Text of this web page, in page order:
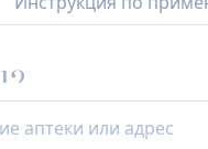
12